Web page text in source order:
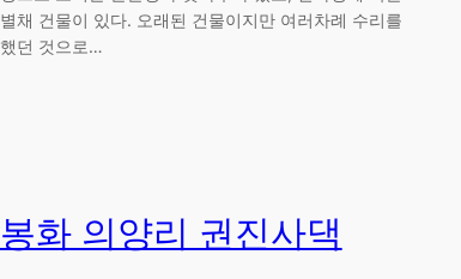
별채 건물이 있다. 오래된 건물이지만 여러차례 수리를
했던 것으로…
봉화 의양리 권진사댁